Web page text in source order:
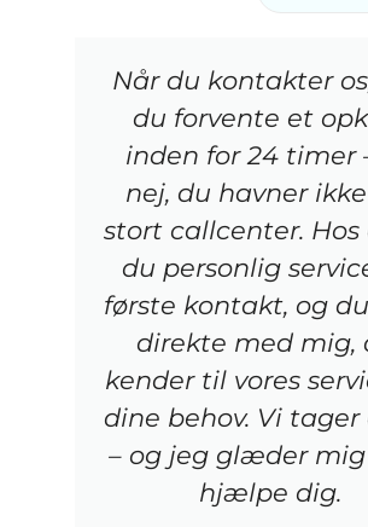
Når du kontakter
du forvente et
inden for 24 timer
nej, du havner
stort callcenter. Hos
du personlig
første kontakt, og
direkte med mig,
kender til vores
dine behov. Vi tager
– og jeg glæder
hjælpe dig.